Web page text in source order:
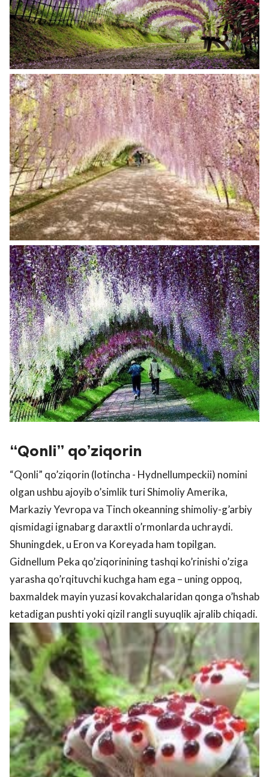
“Qonli” qo’ziqorin
“Qonli” qo’ziqorin (lotincha - Hydnellumpeckii) nomini
olgan ushbu ajoyib o’simlik turi Shimoliy Amerika,
Markaziy Yevropa va Tinch okeanning shimoliy-g’arbiy
qismidagi ignabarg daraxtli o’rmonlarda uchraydi.
Shuningdek, u Eron va Koreyada ham topilgan.
Gidnellum Peka qo’ziqorinining tashqi ko’rinishi o’ziga
yarasha qo’rqituvchi kuchga ham ega – uning oppoq,
baxmaldek mayin yuzasi kovakchalaridan qonga o’hshab
ketadigan pushti yoki qizil rangli suyuqlik ajralib chiqadi.